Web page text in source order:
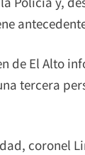
de El Alto
tercera
coronel